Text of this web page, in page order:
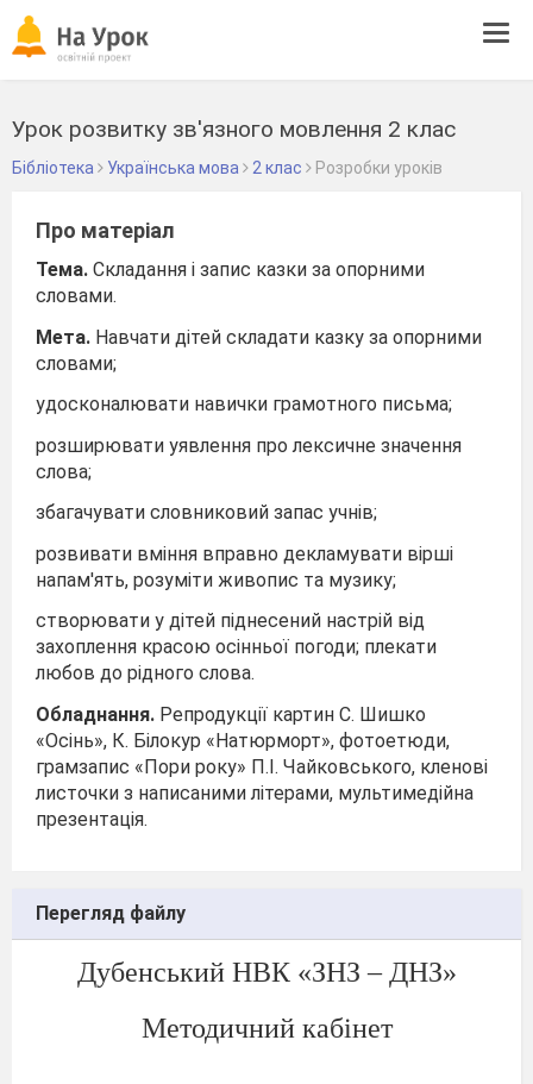
Урок розвитку зв'язного мовлення 2 клас
Бібліотека Українська мова 2 клас Розробки уроків
Про матеріал
Тема. Складання і запис казки за опорними
словами.
Мета. Навчати дітей складати казку за опорними
словами;
удосконалювати навички грамотного письма;
розширювати уявлення про лексичне значення
слова;
збагачувати словниковий запас учнів;
розвивати вміння вправно декламувати вірші
напам'ять, розуміти живопис та музику;
створювати у дітей піднесений настрій від
захоплення красою осінньої погоди; плекати
любов до рідного слова.
Обладнання. Репродукції картин С. Шишко
«Осінь», К. Білокур «Натюрморт», фотоетюди,
грамзапис «Пори року» П.І. Чайковського, кленові
листочки з написаними літерами, мультимедійна
презентація.
Перегляд файлу
Дубенський НВК «ЗНЗ – ДНЗ»
Методичний кабінет